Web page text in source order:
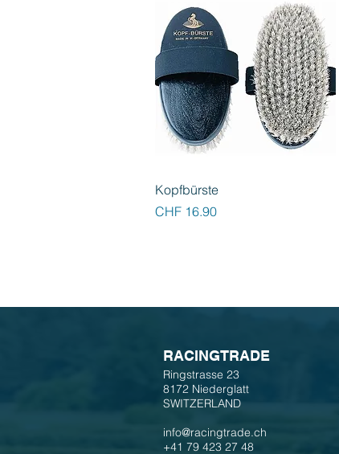
Schnellansicht
Kopfbürste
Preis
CHF 16.90
RACINGTRADE
Ringstrasse 23
8172 Niederglatt
SWITZERLAND
info@racingtrade.ch
+41 79 423 27 48